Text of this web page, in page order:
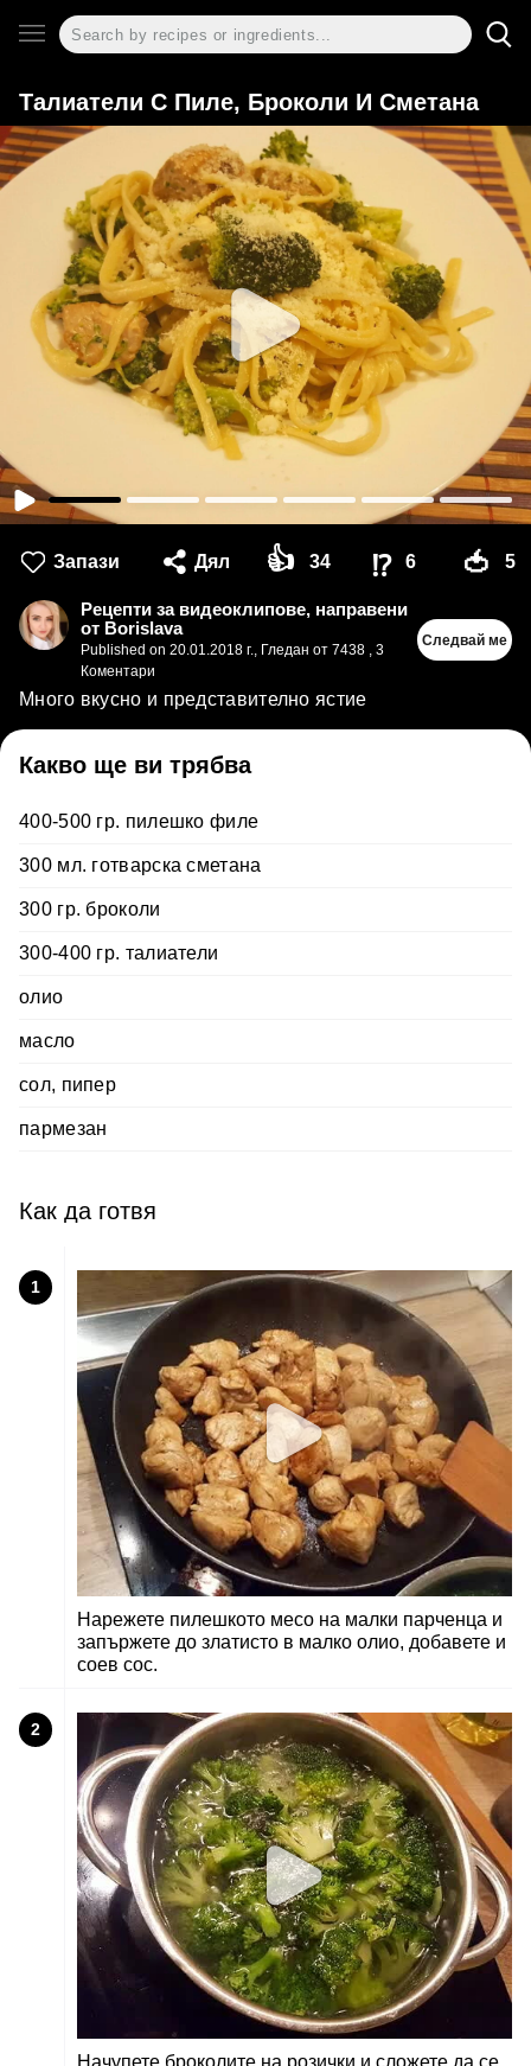
Талиатели С Пиле, Броколи И Сметана
Запази Дял 👍 34 ⁉ 6 🍅 5
Рецепти за видеоклипове, направени
от Borislava
Published on 20.01.2018 г., Гледан от 7438 , 3
Коментари
Следвай ме
Много вкусно и представително ястие
Какво ще ви трябва
400-500 гр. пилешко филе
300 мл. готварска сметана
300 гр. броколи
300-400 гр. талиатели
олио
масло
сол, пипер
пармезан
Как да готвя
1
Нарежете пилешкото месо на малки парченца и
запържете до златисто в малко олио, добавете и
соев сос.
2